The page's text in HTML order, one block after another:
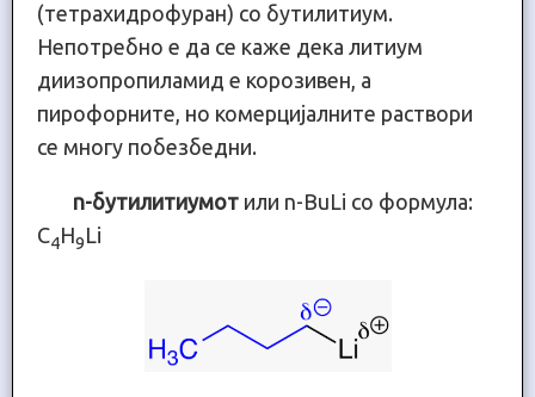
(тетрахидрофуран) со бутилитиум.
Непотребно е да се каже дека литиум
диизопропиламид е корозивен, а
пирофорните, но комерцијалните раствори
се многу побезбедни.
n-бутилитиумот или n-BuLi со формула:
C4H9Li